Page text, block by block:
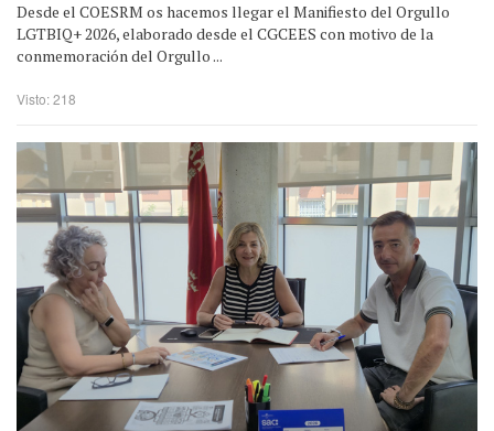
Desde el COESRM os hacemos llegar el Manifiesto del Orgullo
LGTBIQ+ 2026, elaborado desde el CGCEES con motivo de la
conmemoración del Orgullo ...
Visto: 218